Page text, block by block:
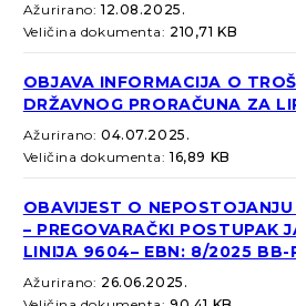
Ažurirano:12.08.2025.
Veličina dokumenta: 210,71 KB
OBJAVA INFORMACIJA O
DRŽAVNOG PRORAČUNA ZA
Ažurirano:04.07.2025.
Veličina dokumenta:16,89 KB
OBAVIJEST O
– PREGOVARAČKI POSTUPAK
LINIJA 9604– EBN: 8/2025
Ažurirano: 26.06.2025.